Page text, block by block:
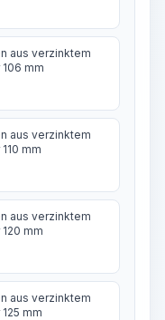
aus verzinktem
mm
aus verzinktem
mm
aus verzinktem
mm
aus verzinktem
mm